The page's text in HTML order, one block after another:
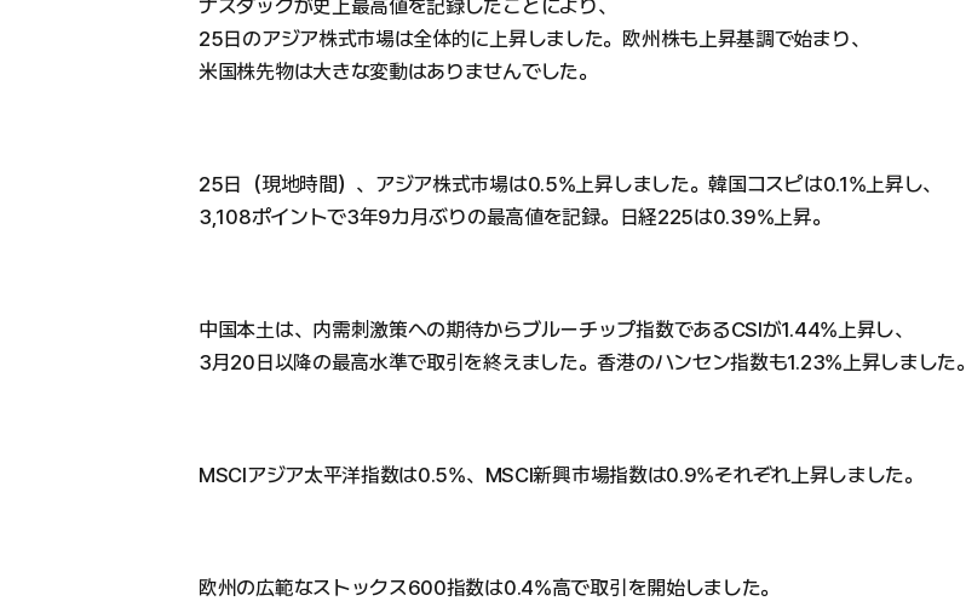
ナスダックが史上最高値を記録したことにより、
25日のアジア株式市場は全体的に上昇しました。欧州株も上昇基調で始まり、
米国株先物は大きな変動はありませんでした。
25日（現地時間）、アジア株式市場は0.5%上昇しました。韓国コスピは0.1%上昇し、
3,108ポイントで3年9カ月ぶりの最高値を記録。日経225は0.39%上昇。
中国本土は、内需刺激策への期待からブルーチップ指数であるCSIが1.44%上昇し、
3月20日以降の最高水準で取引を終えました。香港のハンセン指数も1.23%上昇しました。
MSCIアジア太平洋指数は0.5%、MSCI新興市場指数は0.9%それぞれ上昇しました。
欧州の広範なストックス600指数は0.4%高で取引を開始しました。